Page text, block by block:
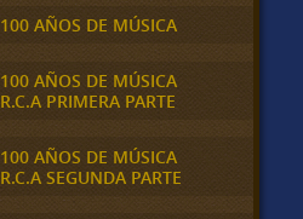
100 AÑOS DE MÚSICA
100 AÑOS DE MÚSICA
R.C.A PRIMERA PARTE
100 AÑOS DE MÚSICA
R.C.A SEGUNDA PARTE